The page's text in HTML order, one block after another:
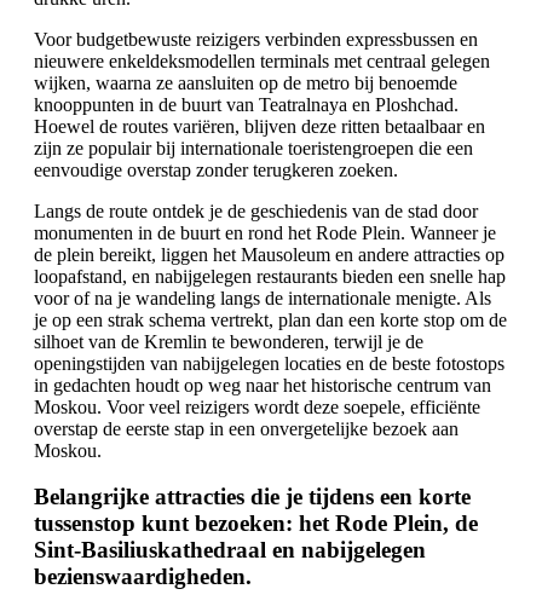
Voor budgetbewuste reizigers verbinden expressbussen en
nieuwere enkeldeksmodellen terminals met centraal gelegen
wijken, waarna ze aansluiten op de metro bij benoemde
knooppunten in de buurt van Teatralnaya en Ploshchad.
Hoewel de routes variëren, blijven deze ritten betaalbaar en
zijn ze populair bij internationale toeristengroepen die een
eenvoudige overstap zonder terugkeren zoeken.
Langs de route ontdek je de geschiedenis van de stad door
monumenten in de buurt en rond het Rode Plein. Wanneer je
de plein bereikt, liggen het Mausoleum en andere attracties op
loopafstand, en nabijgelegen restaurants bieden een snelle hap
voor of na je wandeling langs de internationale menigte. Als
je op een strak schema vertrekt, plan dan een korte stop om de
silhoet van de Kremlin te bewonderen, terwijl je de
openingstijden van nabijgelegen locaties en de beste fotostops
in gedachten houdt op weg naar het historische centrum van
Moskou. Voor veel reizigers wordt deze soepele, efficiënte
overstap de eerste stap in een onvergetelijke bezoek aan
Moskou.
Belangrijke attracties die je tijdens een korte
tussenstop kunt bezoeken: het Rode Plein, de
Sint-Basiliuskathedraal en nabijgelegen
bezienswaardigheden.